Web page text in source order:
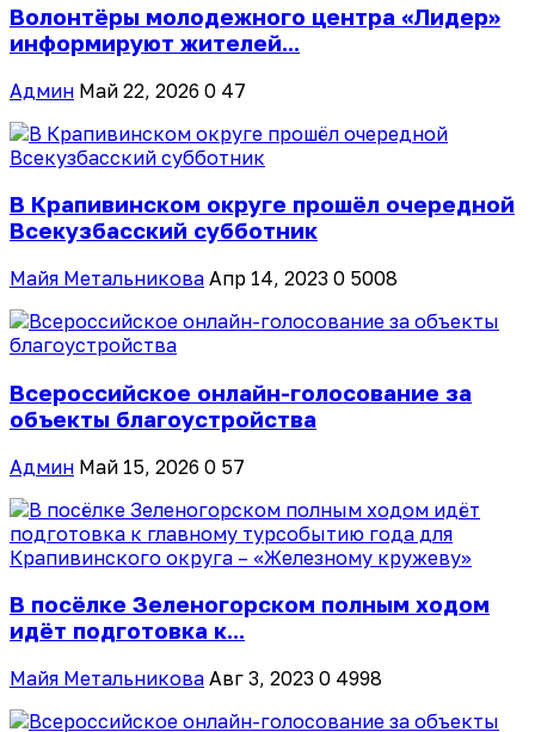
Волонтёры молодежного центра «Лидер»
информируют жителей...
Админ Май 22, 2026 0 47
В Крапивинском округе прошёл очередной
Всекузбасский субботник
Майя Метальникова Апр 14, 2023 0 5008
Всероссийское онлайн-голосование за
объекты благоустройства
Админ Май 15, 2026 0 57
В посёлке Зеленогорском полным ходом
идёт подготовка к...
Майя Метальникова Авг 3, 2023 0 4998